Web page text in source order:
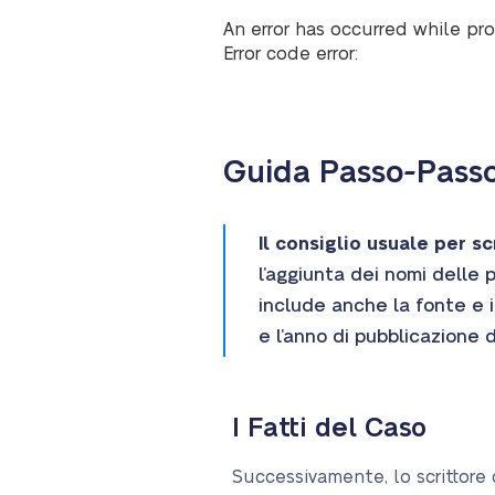
An error has occurred while
Error code error:
Guida Passo-
Il consiglio usuale per
l’aggiunta dei nomi delle
include anche la fonte e
e l’anno di pubblicazione
I Fatti del Caso
Successivamente, lo